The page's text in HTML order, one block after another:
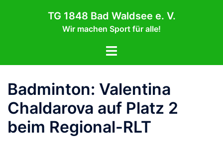
TG 1848 Bad Waldsee e. V.
Wir machen Sport für alle!
Menü
Badminton: Valentina
Chaldarova auf Platz 2
beim Regional-RLT